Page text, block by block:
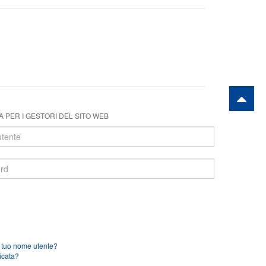
PER I GESTORI DEL SITO WEB
nome utente?